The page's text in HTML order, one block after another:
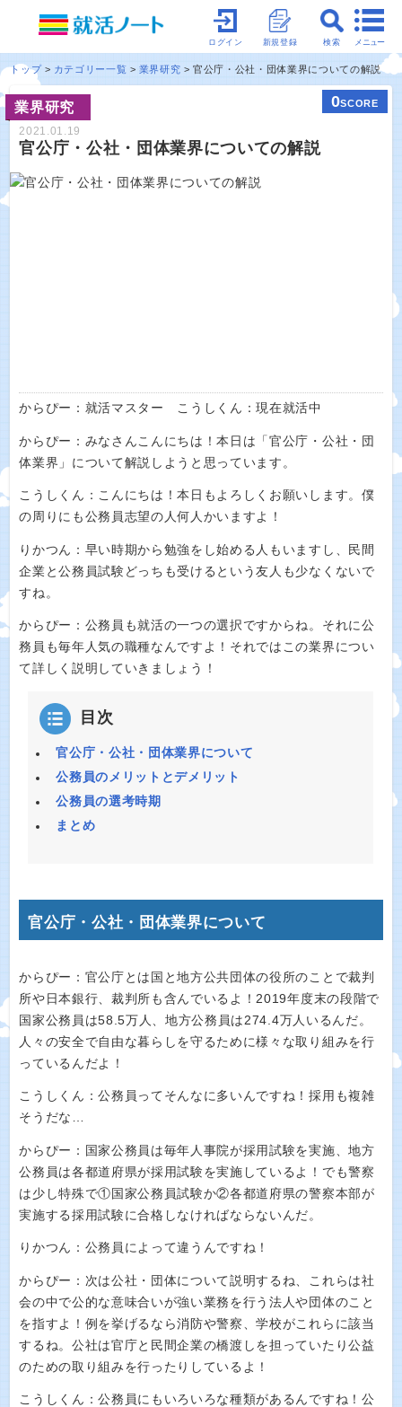
メニュー
検索
新規登録
ログイン
トップ カテゴリー一覧 業界研究 官公庁・公社・団体業界についての解説
業界研究 0SCORE
2021.01.19
官公庁・公社・団体業界についての解説
からぴー：就活マスター こうしくん：現在就活中
からぴー：みなさんこんにちは！本日は「官公庁・公社・団
体業界」について解説しようと思っています。
こうしくん：こんにちは！本日もよろしくお願いします。僕
の周りにも公務員志望の人何人かいますよ！
りかつん：早い時期から勉強をし始める人もいますし、民間
企業と公務員試験どっちも受けるという友人も少なくないで
すね。
からぴー：公務員も就活の一つの選択ですからね。それに公
務員も毎年人気の職種なんですよ！それではこの業界につい
て詳しく説明していきましょう！
目次
官公庁・公社・団体業界について
公務員のメリットとデメリット
公務員の選考時期
まとめ
官公庁・公社・団体業界について
からぴー：官公庁とは国と地方公共団体の役所のことで裁判
所や日本銀行、裁判所も含んでいるよ！2019年度末の段階で
国家公務員は58.5万人、地方公務員は274.4万人いるんだ。
人々の安全で自由な暮らしを守るために様々な取り組みを行
っているんだよ！
こうしくん：公務員ってそんなに多いんですね！採用も複雑
そうだな…
からぴー：国家公務員は毎年人事院が採用試験を実施、地方
公務員は各都道府県が採用試験を実施しているよ！でも警察
は少し特殊で①国家公務員試験か②各都道府県の警察本部が
実施する採用試験に合格しなければならないんだ。
りかつん：公務員によって違うんですね！
からぴー：次は公社・団体について説明するね、これらは社
会の中で公的な意味合いが強い業務を行う法人や団体のこと
を指すよ！例を挙げるなら消防や警察、学校がこれらに該当
するね。公社は官庁と民間企業の橋渡しを担っていたり公益
のための取り組みを行ったりしているよ！
こうしくん：公務員にもいろいろな種類があるんですね！公